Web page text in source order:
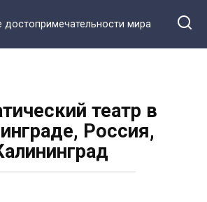
достопримечательности мира
театр в
Россия,